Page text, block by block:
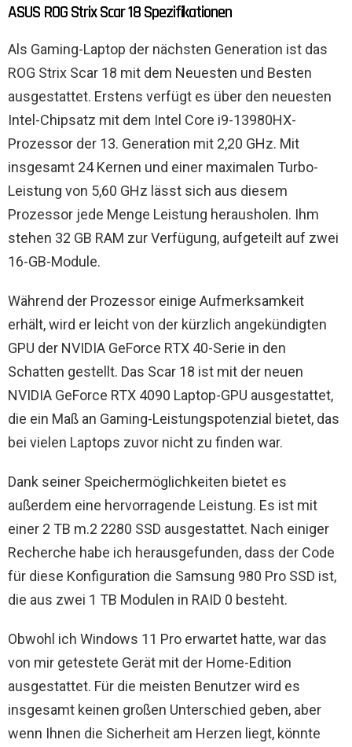
ASUS ROG Strix Scar 18 Spezifikationen
Als Gaming-Laptop der nächsten Generation ist das
ROG Strix Scar 18 mit dem Neuesten und Besten
ausgestattet. Erstens verfügt es über den neuesten
Intel-Chipsatz mit dem Intel Core i9-13980HX-
Prozessor der 13. Generation mit 2,20 GHz. Mit
insgesamt 24 Kernen und einer maximalen Turbo-
Leistung von 5,60 GHz lässt sich aus diesem
Prozessor jede Menge Leistung herausholen. Ihm
stehen 32 GB RAM zur Verfügung, aufgeteilt auf zwei
16-GB-Module.
Während der Prozessor einige Aufmerksamkeit
erhält, wird er leicht von der kürzlich angekündigten
GPU der NVIDIA GeForce RTX 40-Serie in den
Schatten gestellt. Das Scar 18 ist mit der neuen
NVIDIA GeForce RTX 4090 Laptop-GPU ausgestattet,
die ein Maß an Gaming-Leistungspotenzial bietet, das
bei vielen Laptops zuvor nicht zu finden war.
Dank seiner Speichermöglichkeiten bietet es
außerdem eine hervorragende Leistung. Es ist mit
einer 2 TB m.2 2280 SSD ausgestattet. Nach einiger
Recherche habe ich herausgefunden, dass der Code
für diese Konfiguration die Samsung 980 Pro SSD ist,
die aus zwei 1 TB Modulen in RAID 0 besteht.
Obwohl ich Windows 11 Pro erwartet hatte, war das
von mir getestete Gerät mit der Home-Edition
ausgestattet. Für die meisten Benutzer wird es
insgesamt keinen großen Unterschied geben, aber
wenn Ihnen die Sicherheit am Herzen liegt, könnte